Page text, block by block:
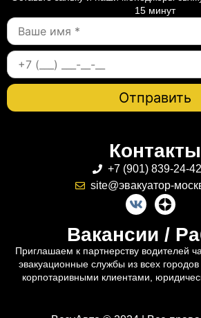
15 минут
Контакты
+7 (901) 839-24-42
site@эвакуатор-
Вакансии /
Приглашаем к партнерству водителей
эвакуационные службы из всех
корпотаривными клиентами,